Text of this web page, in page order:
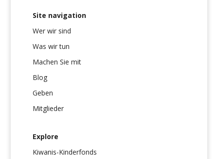
Site navigation
Wer wir sind
Was wir tun
Machen Sie mit
Blog
Geben
Mitglieder
Explore
Kiwanis-Kinderfonds